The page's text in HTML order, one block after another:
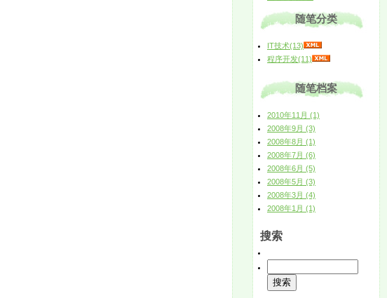
随笔分类
IT技术(13)
程序开发(11)
随笔档案
2010年11月 (1)
2008年9月 (3)
2008年8月 (1)
2008年7月 (6)
2008年6月 (5)
2008年5月 (3)
2008年3月 (4)
2008年1月 (1)
搜索